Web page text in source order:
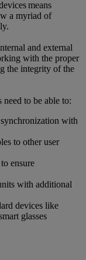
means
a myriad of
and external
with the proper
the integrity of the
to be able to:
with
to other user
ensure
with additional
devices like
glasses